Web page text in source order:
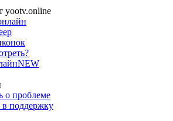
yootv.online
NEW
о проблеме
в поддержку